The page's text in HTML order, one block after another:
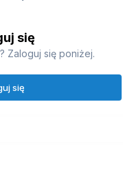
się
Zaloguj się poniżej.
się